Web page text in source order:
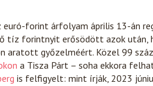
euró-forint árfolyam április 13-án
tíz forintnyit erősödött azok után,
aratott győzelméért. Közel 99
a Tisza Párt – soha ekkora
is felfigyelt: mint írják, 2023